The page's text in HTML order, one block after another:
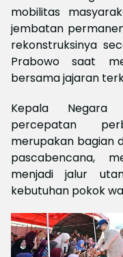
mobilitas
jembatan
rekonstruksinya
Prabowo saat
bersama jajaran
Kepala Negara
percepatan
merupakan bagian
pascabencana,
menjadi jalur
kebutuhan pokok